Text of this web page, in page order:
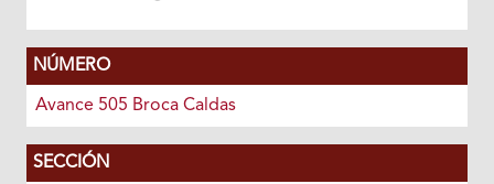
NÚMERO
Avance 505 Broca Caldas
SECCIÓN